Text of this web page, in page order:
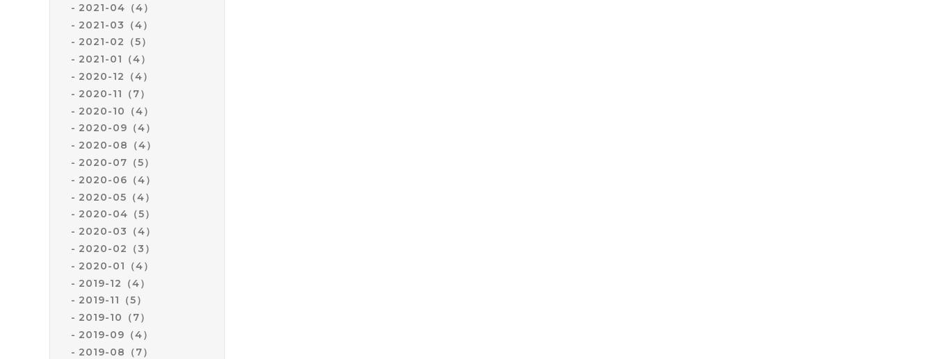
2021-04（4）
2021-03（4）
2021-02（5）
2021-01（4）
2020-12（4）
2020-11（7）
2020-10（4）
2020-09（4）
2020-08（4）
2020-07（5）
2020-06（4）
2020-05（4）
2020-04（5）
2020-03（4）
2020-02（3）
2020-01（4）
2019-12（4）
2019-11（5）
2019-10（7）
2019-09（4）
2019-08（7）